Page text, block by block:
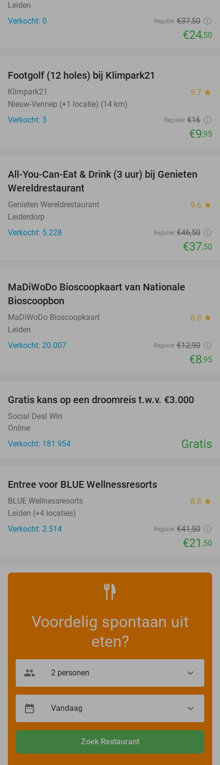
Leiden
Verkocht: 0
Regulier €37,50
€24,50
NEW
TODAY
Footgolf (12 holes) bij Klimpark21
Klimpark21 9.7 star
Nieuw-Vennep (+1 locatie) (14 km)
Verkocht: 3
Regulier €16
€9,95
19%
All-You-Can-Eat & Drink (3 uur) bij Genieten
Wereldrestaurant
Genieten Wereldrestaurant 9.6 star
Leiderdorp
Verkocht: 5.228
Regulier €46,50
€37,50
MaDiWoDo Bioscoopkaart van Nationale
Bioscoopbon
MaDiWoDo Bioscoopkaart 8.8 star
Leiden
Verkocht: 20.007
Regulier €12,90
€8,95
Gratis kans op een droomreis t.w.v. €3.000
Social Deal Win
Online
Verkocht: 181.954
Gratis
Entree voor BLUE Wellnessresorts
BLUE Wellnessresorts 8.8 star
Leiden (+4 locaties)
Verkocht: 2.514
Regulier €41,50
€21 ,50
Voordelig spontaan uit
eten?
Zoek Restaurant